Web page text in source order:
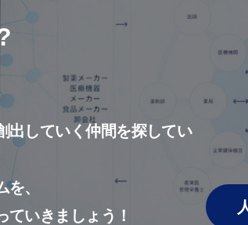
出していく仲間を探してい
、
ていきましょう！